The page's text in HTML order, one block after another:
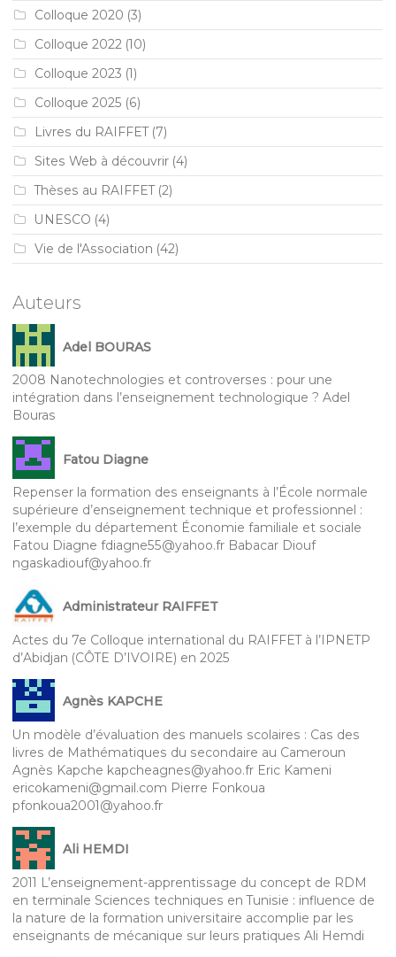
Colloque 2020 (3)
Colloque 2022 (10)
Colloque 2023 (1)
Colloque 2025 (6)
Livres du RAIFFET(7)
Sites Web à découvrir (4)
Thèses au RAIFFET(2)
UNESCO (4)
Vie de l'Association (42)
Auteurs
Adel BOURAS
2008 Nanotechnologies et controverses : pour une
intégration dans l’enseignement technologique ? Adel
Bouras
Fatou Diagne
Repenser la formation des enseignants à l’École normale
supérieure d’enseignement technique et professionnel :
l’exemple du département Économie familiale et sociale
Fatou Diagne fdiagne55@yahoo.fr Babacar Diouf
ngaskadiouf@yahoo.fr
Administrateur RAIFFET
Actes du 7e Colloque international du RAIFFET à l’IPNETP
d’Abidjan (CÔTE D’IVOIRE) en 2025
Agnès KAPCHE
Un modèle d’évaluation des manuels scolaires : Cas des
livres de Mathématiques du secondaire au Cameroun
Agnès Kapche kapcheagnes@yahoo.fr Eric Kameni
ericokameni@gmail.com Pierre Fonkoua
pfonkoua2001@yahoo.fr
Ali HEMDI
2011 L’enseignement-apprentissage du concept de RDM
en terminale Sciences techniques en Tunisie : influence de
la nature de la formation universitaire accomplie par les
enseignants de mécanique sur leurs pratiques Ali Hemdi